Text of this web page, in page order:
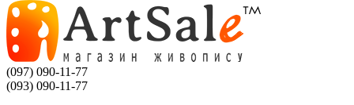
(097) 090-11-77
(093) 090-11-77